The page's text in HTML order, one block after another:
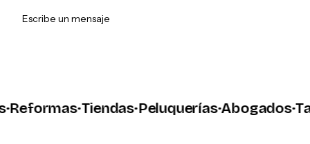
Escribe un mensaje
·Tiendas·Peluquerías·Abogados·